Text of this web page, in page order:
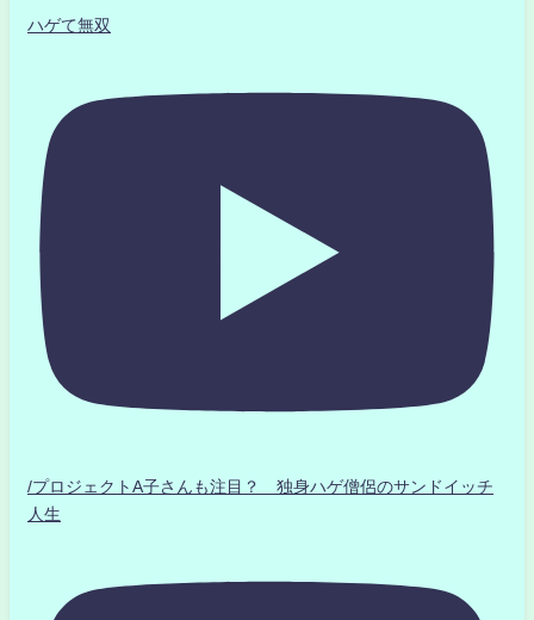
ハゲて無双
/プロジェクトA子さんも注目？ 独身ハゲ僧侶のサンドイッチ
人生